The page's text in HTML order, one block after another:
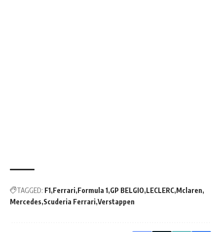
TAGGED: F1 Ferrari Formula 1 GP BELGIO LECLERC Mclaren
Mercedes Scuderia Ferrari Verstappen